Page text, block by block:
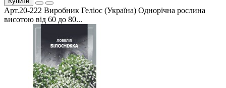
Арт.20-222 Виробник Геліос (Україна) Однорічна рослина
висотою від 60 до 80...